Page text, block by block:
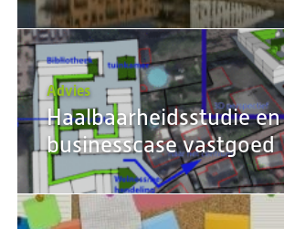
Advies
Haalbaarheidsstudie en
businesscase vastgoed